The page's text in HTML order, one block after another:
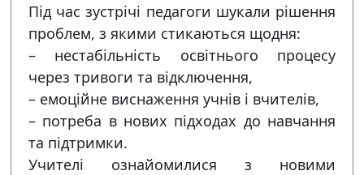
Під час зустрічі педагоги шукали рішення
проблем, з якими стикаються щодня:
– нестабільність освітнього процесу
через тривоги та відключення,
– емоційне виснаження учнів і вчителів,
– потреба в нових підходах до навчання
та підтримки.
Учителі ознайомилися з новими